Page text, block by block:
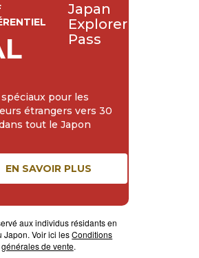
Japan
Explorer
Pass
pour les
étrangers vers 30
tout le Japon
EN SAVOIR PLUS
aux individus résidants en
Japon. Voir ici lesConditions
générales de vente.